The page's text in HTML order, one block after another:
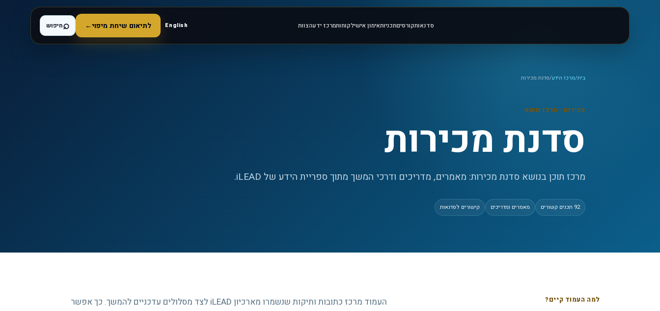
סדנאותקורסיםתכניותאימון אישילקוחותמרכז ידעהצוות English לתיאום שיחת מיפוי←
⌕חיפוש
בית/מרכז הידע/סדנת מכירות
מכירות· מרכז נושא
סדנת מכירות
מרכז תוכן בנושא סדנת מכירות: מאמרים, מדריכים ודרכי המשך מתוך ספריית הידע של iLEAD.
92 תכנים קשורים מאמרים ומדריכים קישורים לסדנאות
למה העמוד קיים?
העמוד מרכז כתובות ותיקות שנשמרו מארכיון iLEAD לצד מסלולים עדכניים להמשך. כך אפשר